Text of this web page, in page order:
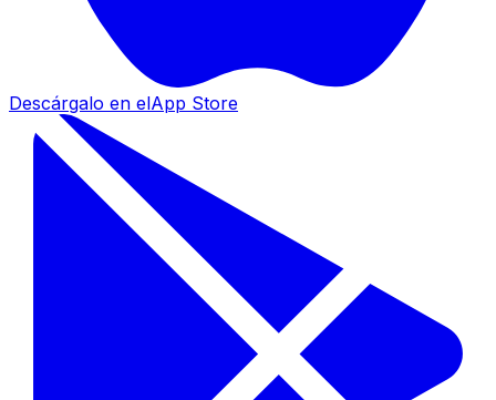
Descárgalo en elApp Store